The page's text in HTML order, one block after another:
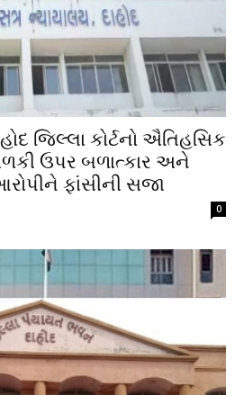
જિલ્લા કોર્ટનો ઐતિહસિક
ઉપર બળાત્કાર અને
ફાંસીની સજા
0